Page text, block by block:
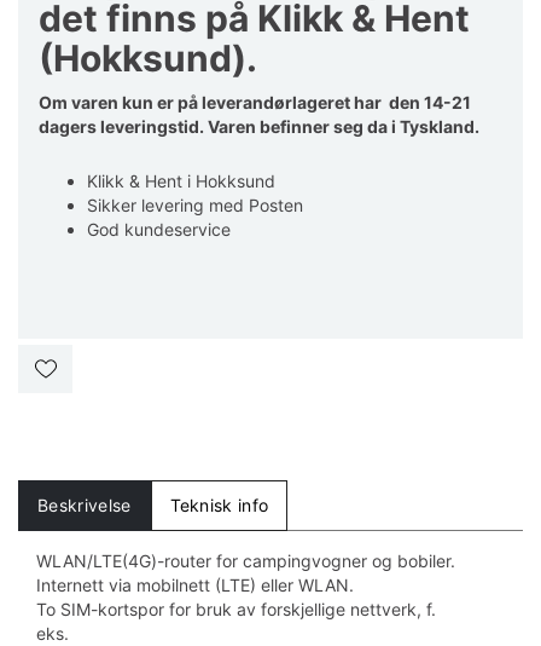
det finns på Klikk & Hent
(Hokksund).
Om varen kun er på leverandørlageret har den 14-21
dagers leveringstid. Varen befinner seg da i Tyskland.
Klikk & Hent i Hokksund
Sikker levering med Posten
God kundeservice
Beskrivelse Teknisk info
WLAN/LTE(4G)-router for campingvogner og bobiler.
Internett via mobilnett (LTE) eller WLAN.
To SIM-kortspor for bruk av forskjellige nettverk, f.
eks.